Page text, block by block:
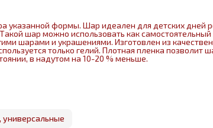
указанной формы. Шар идеален для детских дней
шар можно использовать как
шарами и украшениями. Изготовлен из
только гелий. Плотная пленка позволит
в надутом на 10-20 % меньше.
универсальные